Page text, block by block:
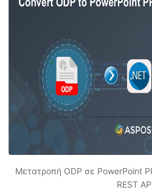
Μετατροπή ODP σε PowerPoint
REST